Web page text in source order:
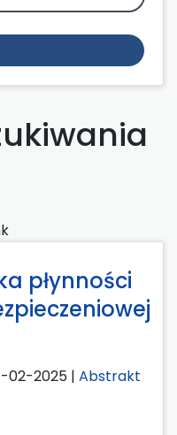
płynności
02-2025 | Abstrakt